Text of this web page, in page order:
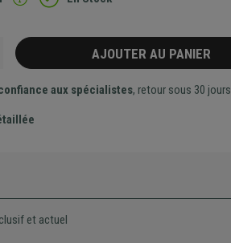
AJOUTER AU PANIER
aux spécialistes, retour sous 30 jours
et actuel